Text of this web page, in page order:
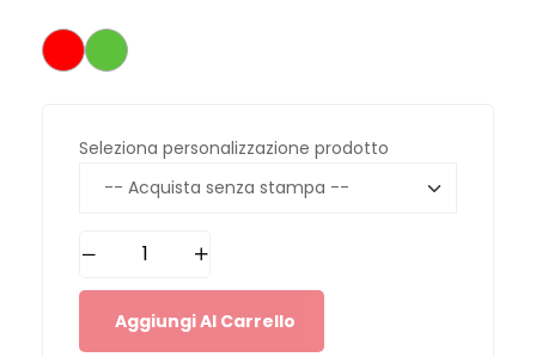
Seleziona personalizzazione prodotto
Aggiungi Al Carrello